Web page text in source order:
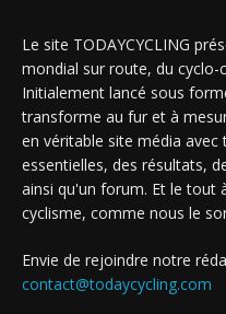
Le site TODAYCYCLING
mondial sur route, du cyclo-
Initialement lancé sous
transforme au fur et à
en véritable site média
essentielles, des résultats,
ainsi qu'un forum. Et le tout
cyclisme, comme nous le
Envie de rejoindre notre
contact@todaycycling.com